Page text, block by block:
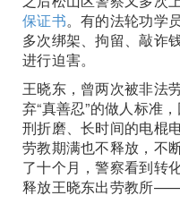
保证书。有的法轮功学
多次绑架、拘留、敲诈
进行迫害。
王晓东，曾两次被非法
弃“真善忍”的做人标准
刑折磨、长时间的电棍
劳教期满也不释放，不
了十个月，警察看到转
释放王晓东出劳教所——